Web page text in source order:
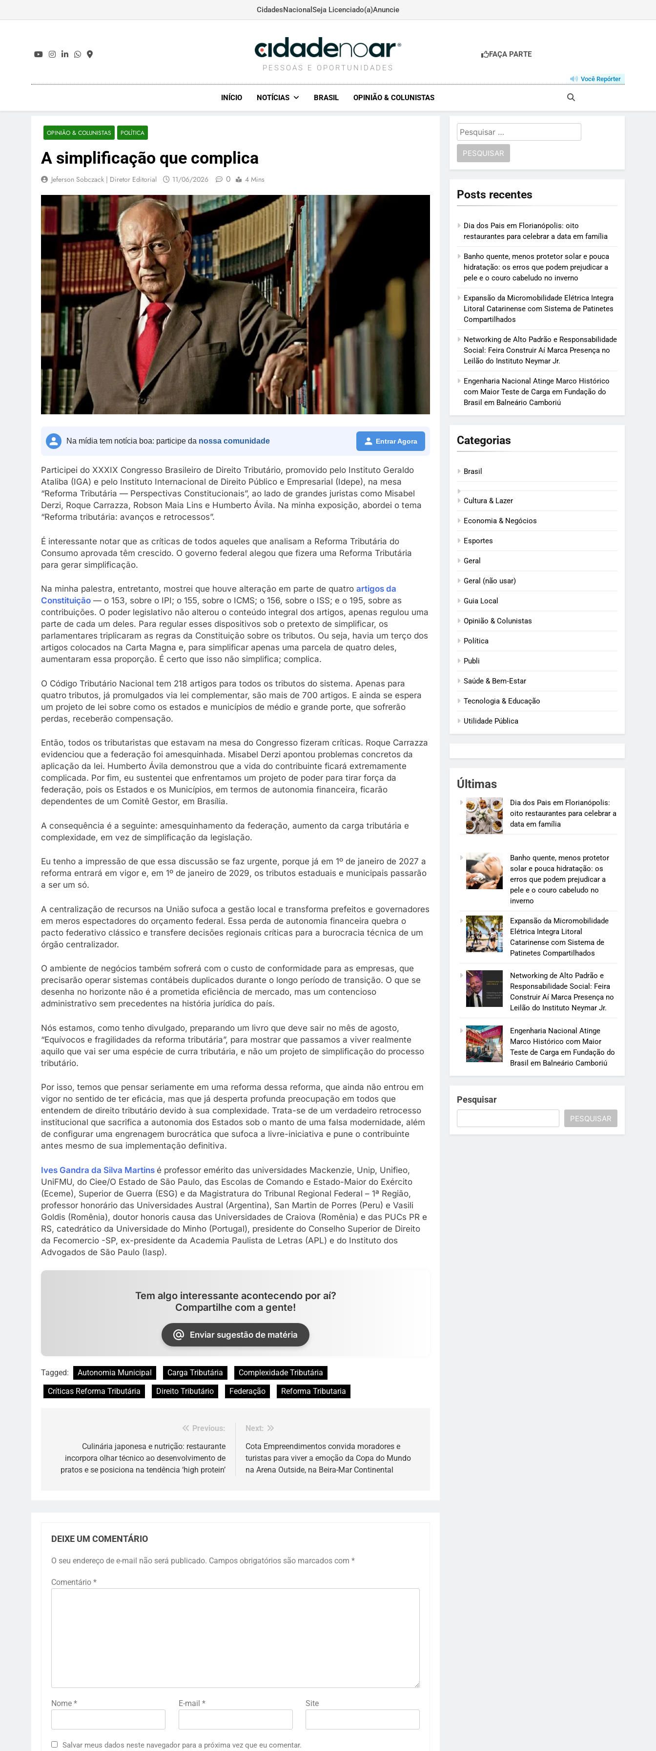
CidadesNacional Seja Licenciado(a)Anuncie
CIDADENOAR.COM
PESSOAS E OPORTUNIDADES
FAÇA PARTE
Você Repórter
INÍCIO NOTÍCIAS BRASIL OPINIÃO & COLUNISTAS
OPINIÃO & COLUNISTAS POLÍTICA
A simplificação que complica
Jeferson Sobczack | Diretor Editorial 11/06/2026 0 4 Mins
Na mídia tem notícia boa: participe da nossa comunidade Entrar Agora
Participei do XXXIX Congresso Brasileiro de Direito Tributário, promovido pelo Instituto Geraldo
Ataliba (IGA) e pelo Instituto Internacional de Direito Público e Empresarial (Idepe), na mesa
“Reforma Tributária — Perspectivas Constitucionais”, ao lado de grandes juristas como Misabel
Derzi, Roque Carrazza, Robson Maia Lins e Humberto Ávila. Na minha exposição, abordei o tema
“Reforma tributária: avanços e retrocessos”.
É interessante notar que as críticas de todos aqueles que analisam a Reforma Tributária do
Consumo aprovada têm crescido. O governo federal alegou que fizera uma Reforma Tributária
para gerar simplificação.
Na minha palestra, entretanto, mostrei que houve alteração em parte de quatro artigos da
Constituição — o 153, sobre o IPI; o 155, sobre o ICMS; o 156, sobre o ISS; e o 195, sobre as
contribuições. O poder legislativo não alterou o conteúdo integral dos artigos, apenas regulou uma
parte de cada um deles. Para regular esses dispositivos sob o pretexto de simplificar, os
parlamentares triplicaram as regras da Constituição sobre os tributos. Ou seja, havia um terço dos
artigos colocados na Carta Magna e, para simplificar apenas uma parcela de quatro deles,
aumentaram essa proporção. É certo que isso não simplifica; complica.
O Código Tributário Nacional tem 218 artigos para todos os tributos do sistema. Apenas para
quatro tributos, já promulgados via lei complementar, são mais de 700 artigos. E ainda se espera
um projeto de lei sobre como os estados e municípios de médio e grande porte, que sofrerão
perdas, receberão compensação.
Então, todos os tributaristas que estavam na mesa do Congresso fizeram críticas. Roque Carrazza
evidenciou que a federação foi amesquinhada. Misabel Derzi apontou problemas concretos da
aplicação da lei. Humberto Ávila demonstrou que a vida do contribuinte ficará extremamente
complicada. Por fim, eu sustentei que enfrentamos um projeto de poder para tirar força da
federação, pois os Estados e os Municípios, em termos de autonomia financeira, ficarão
dependentes de um Comitê Gestor, em Brasília.
A consequência é a seguinte: amesquinhamento da federação, aumento da carga tributária e
complexidade, em vez de simplificação da legislação.
Eu tenho a impressão de que essa discussão se faz urgente, porque já em 1º de janeiro de 2027 a
reforma entrará em vigor e, em 1º de janeiro de 2029, os tributos estaduais e municipais passarão
a ser um só.
A centralização de recursos na União sufoca a gestão local e transforma prefeitos e governadores
em meros espectadores do orçamento federal. Essa perda de autonomia financeira quebra o
pacto federativo clássico e transfere decisões regionais críticas para a burocracia técnica de um
órgão centralizador.
O ambiente de negócios também sofrerá com o custo de conformidade para as empresas, que
precisarão operar sistemas contábeis duplicados durante o longo período de transição. O que se
desenha no horizonte não é a prometida eficiência de mercado, mas um contencioso
administrativo sem precedentes na história jurídica do país.
Nós estamos, como tenho divulgado, preparando um livro que deve sair no mês de agosto,
“Equívocos e fragilidades da reforma tributária”, para mostrar que passamos a viver realmente
aquilo que vai ser uma espécie de curra tributária, e não um projeto de simplificação do processo
tributário.
Por isso, temos que pensar seriamente em uma reforma dessa reforma, que ainda não entrou em
vigor no sentido de ter eficácia, mas que já desperta profunda preocupação em todos que
entendem de direito tributário devido à sua complexidade. Trata-se de um verdadeiro retrocesso
institucional que sacrifica a autonomia dos Estados sob o manto de uma falsa modernidade, além
de configurar uma engrenagem burocrática que sufoca a livre-iniciativa e pune o contribuinte
antes mesmo de sua implementação definitiva.
Ives Gandra da Silva Martins é professor emérito das universidades Mackenzie, Unip, Unifieo,
UniFMU, do Ciee/O Estado de São Paulo, das Escolas de Comando e Estado-Maior do Exército
(Eceme), Superior de Guerra (ESG) e da Magistratura do Tribunal Regional Federal – 1ª Região,
professor honorário das Universidades Austral (Argentina), San Martin de Porres (Peru) e Vasili
Goldis (Romênia), doutor honoris causa das Universidades de Craiova (Romênia) e das PUCs PR e
RS, catedrático da Universidade do Minho (Portugal), presidente do Conselho Superior de Direito
da Fecomercio -SP, ex-presidente da Academia Paulista de Letras (APL) e do Instituto dos
Advogados de São Paulo (Iasp).
Tem algo interessante acontecendo por aí?
Compartilhe com a gente!
Enviar sugestão de matéria
Tagged: Autonomia Municipal Carga Tributária
Complexidade Tributária
Críticas Reforma Tributária
Direito Tributário Federação Reforma Tributaria
Post
Previous:
Culinária japonesa e nutrição: restaurante
incorpora olhar técnico ao desenvolvimento de
pratos e se posiciona na tendência ‘high protein’
Next:
Cota Empreendimentos convida moradores e
turistas para viver a emoção da Copa do Mundo
na Arena Outside, na Beira-Mar Continental
DEIXE UM COMENTÁRIO
O seu endereço de e-mail não será publicado. Campos obrigatórios são marcados com *
Comentário *
Nome * E-mail * Site
Salvar meus dados neste navegador para a próxima vez que eu comentar.
Pesquisar
por:
Posts recentes
Dia dos Pais em Florianópolis: oito
restaurantes para celebrar a data em família
Banho quente, menos protetor solar e pouca
hidratação: os erros que podem prejudicar a
pele e o couro cabeludo no inverno
Expansão da Micromobilidade Elétrica Integra
Litoral Catarinense com Sistema de Patinetes
Compartilhados
Networking de Alto Padrão e Responsabilidade
Social: Feira Construir Aí Marca Presença no
Leilão do Instituto Neymar Jr.
Engenharia Nacional Atinge Marco Histórico
com Maior Teste de Carga em Fundação do
Brasil em Balneário Camboriú
Categorias
Brasil
Cultura & Lazer
Economia & Negócios
Esportes
Geral
Geral (não usar)
Guia Local
Opinião & Colunistas
Política
Publi
Saúde & Bem‑Estar
Tecnologia & Educação
Utilidade Pública
Últimas
Dia dos Pais em Florianópolis:
oito restaurantes para celebrar a
data em família
Banho quente, menos protetor
solar e pouca hidratação: os
erros que podem prejudicar a
pele e o couro cabeludo no
inverno
Expansão da Micromobilidade
Elétrica Integra Litoral
Catarinense com Sistema de
Patinetes Compartilhados
Networking de Alto Padrão e
Responsabilidade Social: Feira
Construir Aí Marca Presença no
Leilão do Instituto Neymar Jr.
Engenharia Nacional Atinge
Marco Histórico com Maior
Teste de Carga em Fundação do
Brasil em Balneário Camboriú
Pesquisar
PESQUISAR